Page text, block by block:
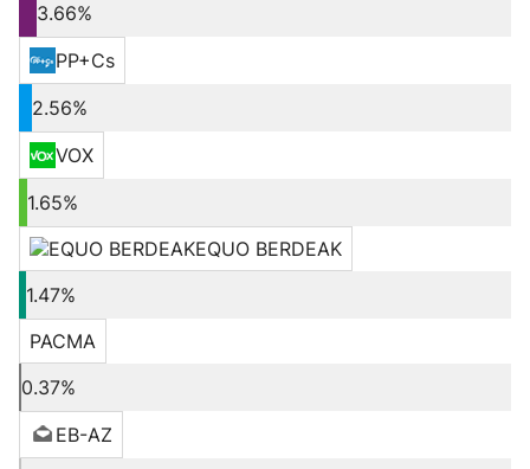
3.66%
PP+Cs
2.56%
VOX
1.65%
EQUO BERDEAK
1.47%
PACMA
0.37%
EB-AZ